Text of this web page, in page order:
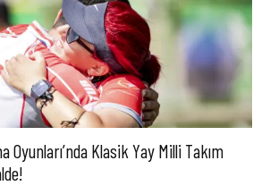
Oyunları’nda Klasik Yay Milli Takım